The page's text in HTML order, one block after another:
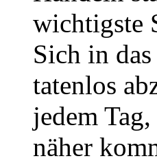
wichtigste
Sich in
tatenlos
jedem
näher